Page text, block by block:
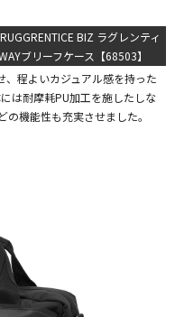
BIZ ラグレンティ
ブリーフケース【68503】
、程よいカジュアル感を持った
は耐摩耗PU加工を施したしな
機能性も充実させました。